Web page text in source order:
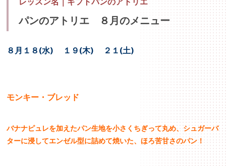
パンのアトリエ ８月のメニュー
８月１８(水) １９(木) ２１(土)
モンキー・ブレッド
バナナピュレを加えたパン生地を小さくちぎって丸め、シュガーバ
ターに浸してエンゼル型に詰めて焼いた、ほろ苦甘さのパン！